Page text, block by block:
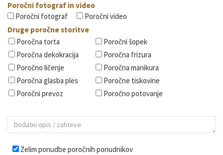
Poročni fotograf in video
Poročni fotograf
Poročni video
Druge poročne storitve
Poročna torta
Poročni šopek
Poročna dekokracija
Poročna frizura
Poročno ličenje
Poročna manikura
Poročna glasba ples
Poročne tiskovine
Poročni prevoz
Poročno potovanje
Želim ponudbe poročnih ponudnikov